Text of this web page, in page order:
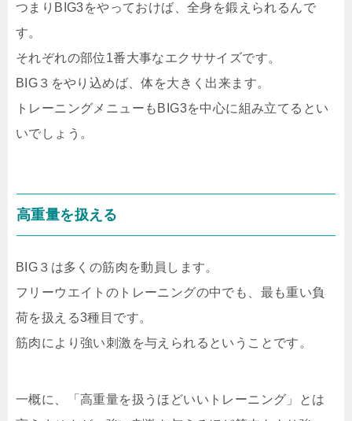
つまりBIG3をやっておけば、全身を鍛えられるんで
す。
それぞれの部位1番大事なエクササイズです。
BIG３をやり込めば、体を大きく出来ます。
トレーニングメニューもBIG3を中心に組み立てるとい
いでしょう。
高重量を扱える
BIG３は多くの筋肉を動員します。
フリーウエイトのトレーニングの中でも、最も重い負
荷を扱える3種目です。
筋肉により強い刺激を与えられるということです。
一概に、「高重量を扱うほどいいトレーニング」とは